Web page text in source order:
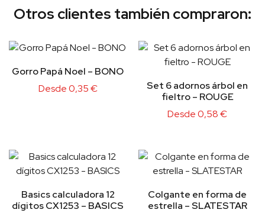
Otros clientes también compraron:
Gorro Papá Noel – BONO
Desde0,35€
Set 6 adornos árbol en
fieltro – ROUGE
Desde0,58€
Basics calculadora 12
dígitos CX1253 – BASICS
Colgante en forma de
estrella – SLATESTAR